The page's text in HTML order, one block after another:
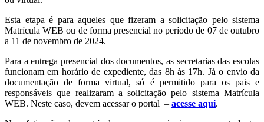
Esta etapa é para aqueles que fizeram a solicitação pelo sistema
Matrícula WEB ou de forma presencial no período de 07 de outubro
a 11 de novembro de 2024.
Para a entrega presencial dos documentos, as secretarias das escolas
funcionam em horário de expediente, das 8h às 17h. Já o envio da
documentação de forma virtual, só é permitido para os pais e
responsáveis que realizaram a solicitação pelo sistema Matrícula
WEB. Neste caso, devem acessar o portal – acesse aqui.